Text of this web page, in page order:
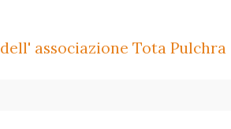
associazione Tota Pulchra